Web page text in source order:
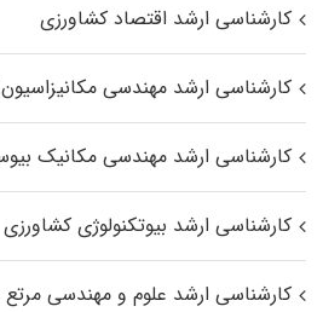
کارشناسی ارشد اقتصاد کشاورزی
کارشناسی ارشد مهندسی
کارشناسی ارشد مهندسی مکانیک
کارشناسی ارشد بیوتکنولوژی کشاورزی
کارشناسی ارشد علوم و مهندسی مرتع